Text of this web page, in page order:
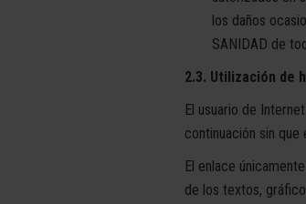
los daños
SANIDAD de
2.3. Utilización de
El usuario de
continuación sin
El enlace
de los textos,